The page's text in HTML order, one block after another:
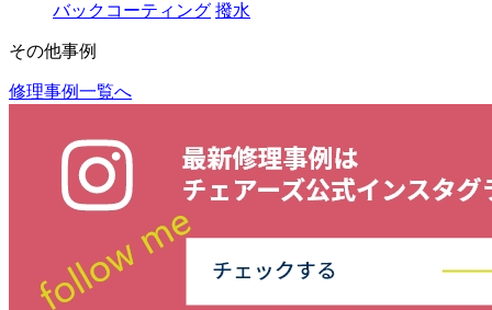
バックコーティング 撥水
その他事例
投
修理事例一覧へ